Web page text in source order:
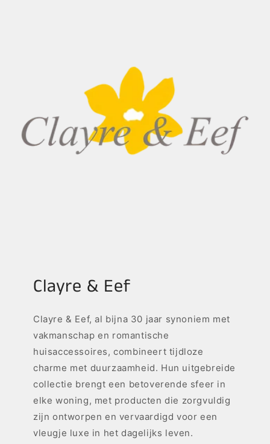
Clayre & Eef
Clayre & Eef, al bijna 30 jaar synoniem met
vakmanschap en romantische
huisaccessoires, combineert tijdloze
charme met duurzaamheid. Hun uitgebreide
collectie brengt een betoverende sfeer in
elke woning, met producten die zorgvuldig
zijn ontworpen en vervaardigd voor een
vleugje luxe in het dagelijks leven.